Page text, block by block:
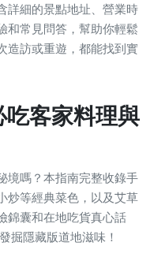
詳細的景點地址、營業時
和常見問答，幫助你輕鬆
造訪或重遊，都能找到實
客家料理與
境嗎？本指南完整收錄手
炒等經典菜色，以及艾草
錦囊和在地吃貨真心話
掘隱藏版道地滋味！